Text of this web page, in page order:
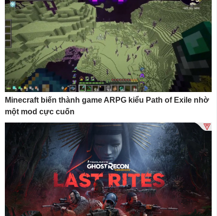
Minecraft biến thành game ARPG kiểu Path of Exile nhờ
một mod cực cuốn